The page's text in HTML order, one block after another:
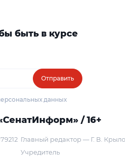
быть в курсе
Отправить
данных
/ 16+
Главный редактор — Г. В.
Учредитель